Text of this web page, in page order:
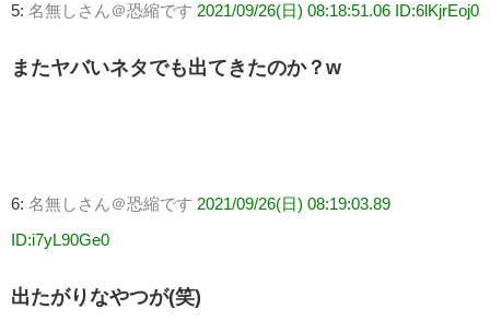
5: 名無しさん＠恐縮です 2021/09/26(日) 08:18:51.06 ID:6lKjrEoj0
またヤバいネタでも出てきたのか？w
6: 名無しさん＠恐縮です 2021/09/26(日) 08:19:03.89
ID:i7yL90Ge0
出たがりなやつが(笑)